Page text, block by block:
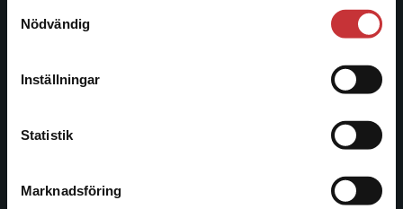
Nödvändig
Inställningar
Statistik
Marknadsföring
Vi erbjuder inte leveranser utanför Sverige. För
att kunna slutföra ett köp måste
Besöksadress:
046-31 21 00